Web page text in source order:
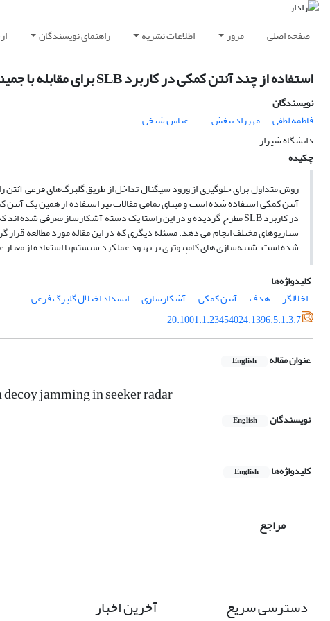
صفحه اصلی مرور اطلاعات نشریه راهنمای نویسندگان
استفاده از چند آنتن کمکی در کاربرد SLB برای مقابله با جمینگ فریب در رادار جستجوگر
نویسندگان
فاطمه لطفی
مهرزاد بیغش
عباس شیخی
دانشگاه شیراز
چکیده
آنتن کمکی استفاده شده است و مبنای تمامی مقالات نیز استفاده از همین یک
سناریوهای مختلف انجام می دهد. مسئله دیگری که در این مقاله مورد مطالعه
شده است. شبیه‌سازی های‌ کامپیوتری بر بهبود عملکرد سیستم با استفاده از
کلیدواژه‌ها
اخلالگر
هدف آنتن کمکی آشکارسازی
انسداد اختلال گلبرگ فرعی
20.1001.1.23454024.1396.5.1.3.7
عنوان مقاله English
jamming in seeker radar
نویسندگان English
کلیدواژه‌ها
English
مراجع
دسترسی سریع آخرین اخبار